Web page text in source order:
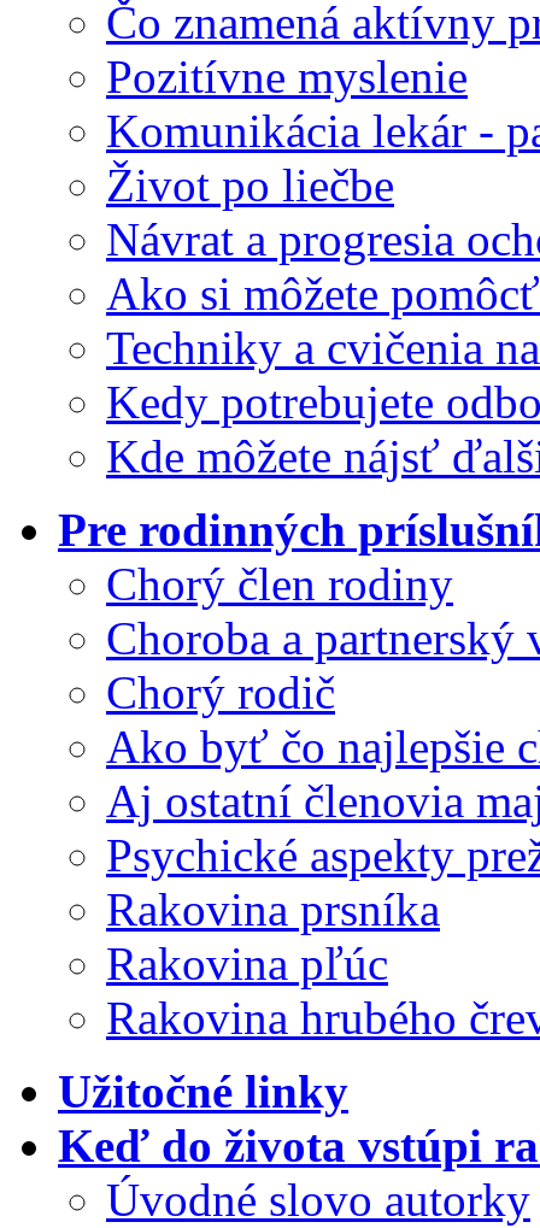
Čo znamená aktívny
Pozitívne myslenie
Komunikácia lekár -
Život po liečbe
Návrat a progresia
Ako si môžete
Techniky a cvičenia
Kedy potrebujete
Kde môžete nájsť
Pre rodinných
Chorý člen rodiny
Choroba a partnerský
Chorý rodič
Ako byť čo najlepšie
Aj ostatní členovia
Psychické aspekty
Rakovina prsníka
Rakovina pľúc
Rakovina hrubého
Užitočné linky
Keď do života vstúpi
Úvodné slovo autorky